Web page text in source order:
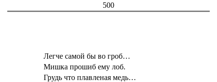
500
Легче самой бы во гроб…
Мишка прошиб ему лоб.
Грудь что плавленая медь…